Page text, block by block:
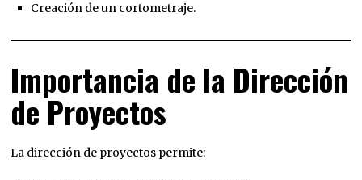
Creación de un cortometraje.
Importancia de la Dirección
de Proyectos
La dirección de proyectos permite: